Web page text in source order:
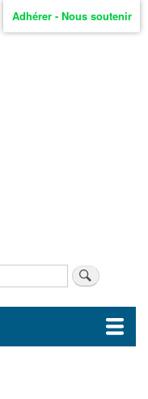
Adhérer - Nous soutenir